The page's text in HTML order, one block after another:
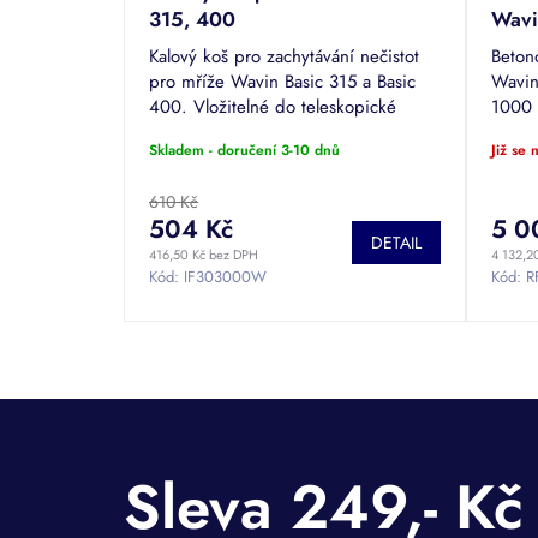
315, 400
Kalový koš pro zachytávání nečistot
pro mříže Wavin Basic 315 a Basic
400. Vložitelné do teleskopické
Skladem - doručení 3-10 dnů
610 Kč
416,50 Kč bez DPH
504 Kč DETAIL
Kód: IF303000W
1000
Již se
4
5
Kód: